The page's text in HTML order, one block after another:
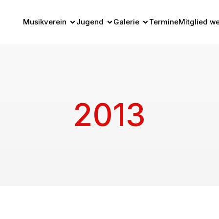
Musikverein Jugend Galerie TermineMitglied
2013